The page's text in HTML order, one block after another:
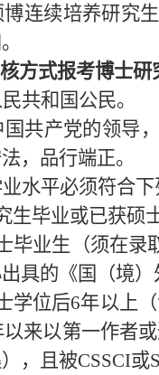
博连续培养研究
方式报考博士研
共和国公民。
国共产党的领导
，品行端正。
业水平必须符合下
生毕业或已获硕
毕业生（须在录
具的《国（境）
学位后6年以上
以来以第一作者
，且被CSSCI或